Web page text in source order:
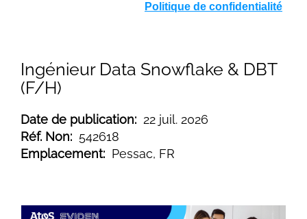
Politique de confidentialité
Ingénieur Data Snowflake & DBT
(F/H)
Date de publication: 22 juil. 2026
Réf. Non: 542618
Emplacement: Pessac, FR